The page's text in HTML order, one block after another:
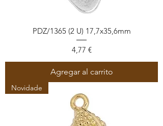
PDZ/1365 (2 U) 17,7x35,6mm
Precio
4,77 €
Agregar al carrito
Novidade